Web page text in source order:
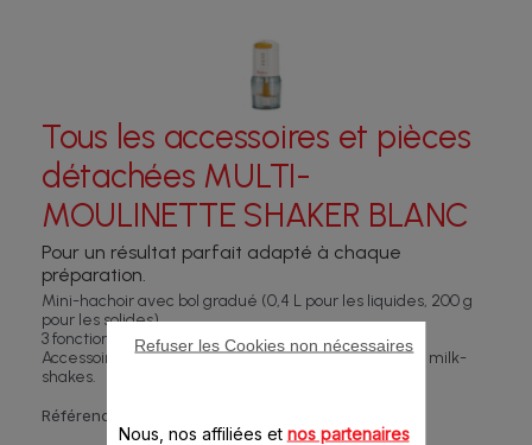
Tous les accessoires et pièces
détachées MULTI-
MOULINETTE SHAKER BLANC
Pour un résultat parfait adapté à chaque
préparation.
Mini-hachoir avec bol gradué (0,4 L pour les liquides, 200 g
pour les solides).
3 fonctions de base : mixer, émulsionner et hacher.
Accessoire shaker est idéal pour réaliser d'onctueux milk-
shakes.
Référence :
Nous, nos affiliées et nos partenaires
Refuser les Cookies non nécessaires